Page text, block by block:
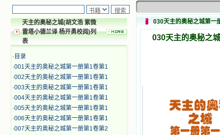
天主的奥秘之城(胡文浩 紫微
雷塔小德兰译 杨开勇校阅)列
表
· 目录
·001天主的奥秘之城第一册第1卷第1
·002天主的奥秘之城第一册第1卷第1
·003天主的奥秘之城第一册第1卷第1
·004天主的奥秘之城第一册第1卷第1
·005天主的奥秘之城第一册第1卷第1
·006天主的奥秘之城第一册第1卷第1
·007天主的奥秘之城第一册第1卷第2
030天主的奥秘之城第一
030天主的奥秘之